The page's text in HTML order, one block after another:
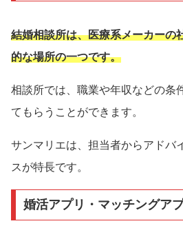
結婚相談所は、医療系メーカーの
的な場所の一つです。
相談所では、職業や年収などの条
てもらうことができます。
サンマリエは、担当者からアドバ
スが特長です。
婚活アプリ・マッチングア